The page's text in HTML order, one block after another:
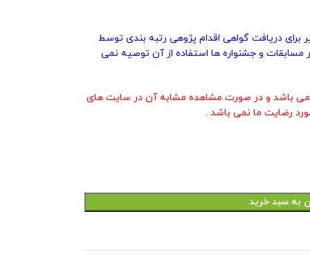
برای دریافت گواهی اقدام پژوهی رتبه بندی توسط
و جشنواره ها استفاده از آن توصیه نمی
باشد و در صورت مشاهده مشابه آن در سایت های
رضایت ما نمی باشد .
به سبد خرید